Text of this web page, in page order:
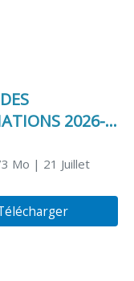
2026-
Mo | 21 Juillet